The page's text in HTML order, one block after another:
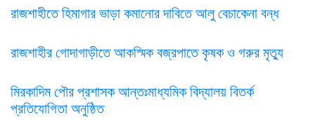
রাজশাহীতে হিমাগার ভাড়া কমানোর দাবিতে আলু বেচাকেনা বন্ধ
রাজশাহীর গোদাগাড়ীতে আকস্মিক বজ্রপাতে কৃষক ও গরুর মৃত্যু
মিরকাদিম পৌর প্রশাসক আন্তঃমাধ্যমিক বিদ্যালয় বিতর্ক
প্রতিযোগিতা অনুষ্ঠিত